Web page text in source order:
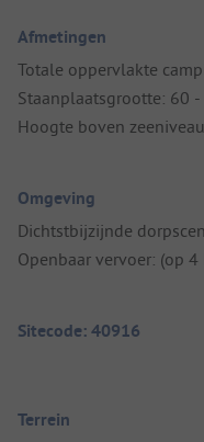
Afmetingen
Totale oppervlakte
Staanplaatsgrootte: 60 -
Hoogte boven
Omgeving
Dichtstbijzijnde
Openbaar vervoer: (op 4
Sitecode: 40916
Terrein